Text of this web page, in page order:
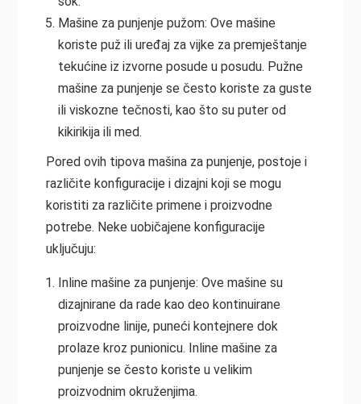
Mašine za punjenje pužom: Ove mašine
koriste puž ili uređaj za vijke za premještanje
tekućine iz izvorne posude u posudu. Pužne
mašine za punjenje se često koriste za guste
ili viskozne tečnosti, kao što su puter od
kikirikija ili med.
Pored ovih tipova mašina za punjenje, postoje i
različite konfiguracije i dizajni koji se mogu
koristiti za različite primene i proizvodne
potrebe. Neke uobičajene konfiguracije
uključuju:
Inline mašine za punjenje: Ove mašine su
dizajnirane da rade kao deo kontinuirane
proizvodne linije, puneći kontejnere dok
prolaze kroz punionicu. Inline mašine za
punjenje se često koriste u velikim
proizvodnim okruženjima.